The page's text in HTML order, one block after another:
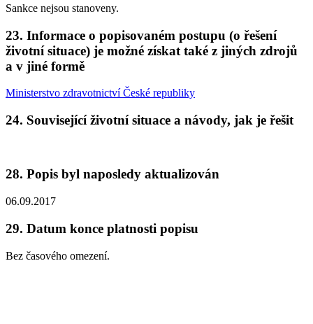
Sankce nejsou stanoveny.
23. Informace o popisovaném postupu (o řešení
životní situace) je možné získat také z jiných zdrojů
a v jiné formě
Ministerstvo zdravotnictví České republiky
24. Související životní situace a návody, jak je řešit
28. Popis byl naposledy aktualizován
06.09.2017
29. Datum konce platnosti popisu
Bez časového omezení.